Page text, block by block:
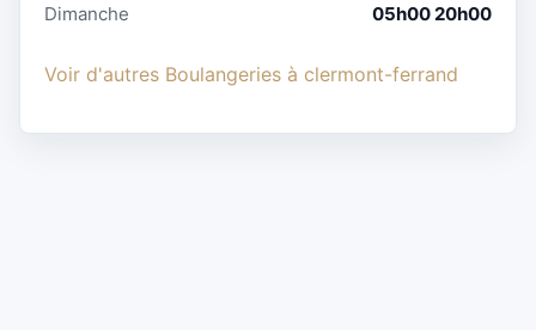
Dimanche
05h00 20h00
Voir d'autres Boulangeries à clermont-ferrand